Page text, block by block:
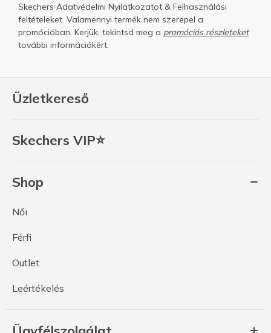
Üzletkereső
Skechers VIP⭐
Shop
Női
Férfi
Outlet
Leértékelés
Skechers Adatvédelmi Nyilatkozatot & Felhasználási
feltételeket. Valamennyi termék nem szerepel a
promócióban. Kerjük, tekintsd meg a promóciós részleteket
további információkért.